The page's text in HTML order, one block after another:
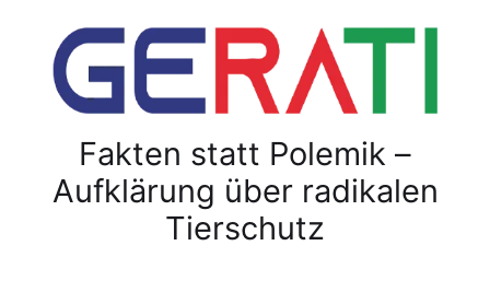
Fakten statt Polemik –
Aufklärung über radikalen
Tierschutz